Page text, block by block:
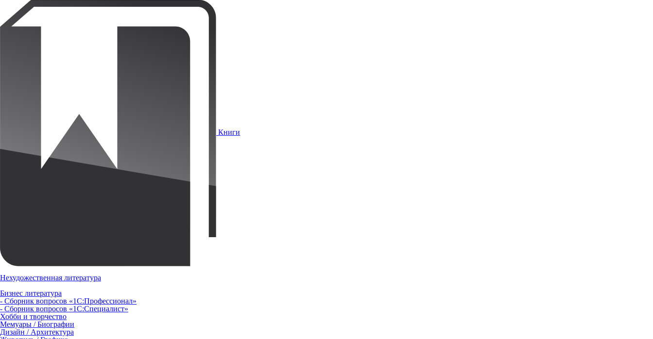
Книги
Нехудожественная литература
Бизнес литература
- Сборник вопросов «1С:Профессионал»
- Сборник вопросов «1С:Специалист»
Хобби и творчество
Мемуары / Биографии
Дизайн / Архитектура